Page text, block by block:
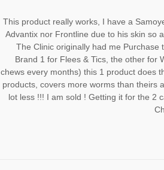
This product really works, I have a
Advantix nor Frontline due to his skin so
The Clinic originally had me Purchase
Brand 1 for Flees & Tics, the other for
chews every months) this 1 product does
products, covers more worms than theirs
lot less !!! I am sold ! Getting it for the 2